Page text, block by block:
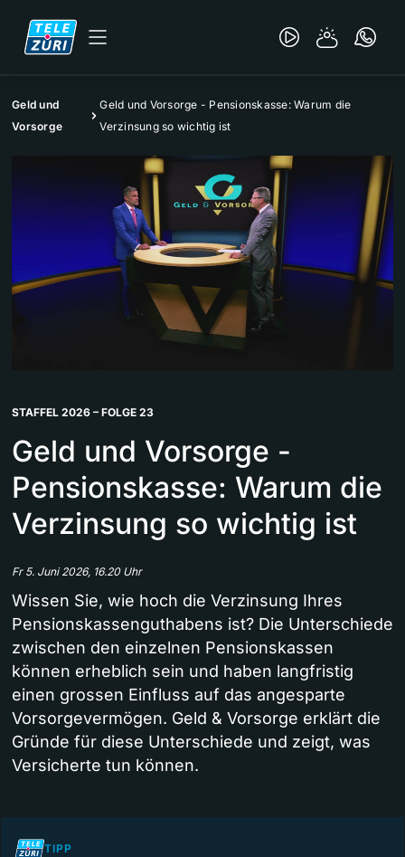
Geld und
Vorsorge
Geld und Vorsorge - Pensionskasse: Warum die
Verzinsung so wichtig ist
STAFFEL 2026 – FOLGE 23
Geld und Vorsorge -
Pensionskasse: Warum die
Verzinsung so wichtig ist
Fr 5. Juni 2026, 16.20 Uhr
Wissen Sie, wie hoch die Verzinsung Ihres
Pensionskassenguthabens ist? Die Unterschiede
zwischen den einzelnen Pensionskassen
können erheblich sein und haben langfristig
einen grossen Einfluss auf das angesparte
Vorsorgevermögen. Geld & Vorsorge erklärt die
Gründe für diese Unterschiede und zeigt, was
Versicherte tun können.
TIPP